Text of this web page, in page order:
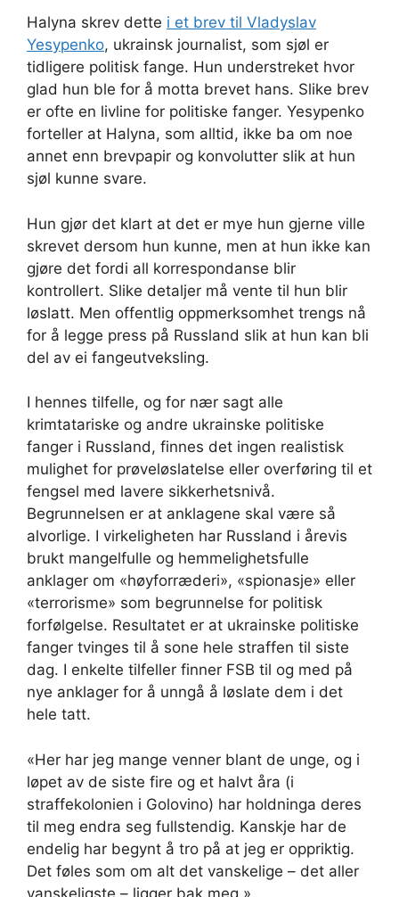
Halyna skrev dette i et brev til Vladyslav
Yesypenko, ukrainsk journalist, som sjøl er
tidligere politisk fange. Hun understreket hvor
glad hun ble for å motta brevet hans. Slike brev
er ofte en livline for politiske fanger. Yesypenko
forteller at Halyna, som alltid, ikke ba om noe
annet enn brevpapir og konvolutter slik at hun
sjøl kunne svare.
Hun gjør det klart at det er mye hun gjerne ville
skrevet dersom hun kunne, men at hun ikke kan
gjøre det fordi all korrespondanse blir
kontrollert. Slike detaljer må vente til hun blir
løslatt. Men offentlig oppmerksomhet trengs nå
for å legge press på Russland slik at hun kan bli
del av ei fangeutveksling.
I hennes tilfelle, og for nær sagt alle
krimtatariske og andre ukrainske politiske
fanger i Russland, finnes det ingen realistisk
mulighet for prøveløslatelse eller overføring til et
fengsel med lavere sikkerhetsnivå.
Begrunnelsen er at anklagene skal være så
alvorlige. I virkeligheten har Russland i årevis
brukt mangelfulle og hemmelighetsfulle
anklager om «høyforræderi», «spionasje» eller
«terrorisme» som begrunnelse for politisk
forfølgelse. Resultatet er at ukrainske politiske
fanger tvinges til å sone hele straffen til siste
dag. I enkelte tilfeller finner FSB til og med på
nye anklager for å unngå å løslate dem i det
hele tatt.
«Her har jeg mange venner blant de unge, og i
løpet av de siste fire og et halvt åra (i
straffekolonien i Golovino) har holdninga deres
til meg endra seg fullstendig. Kanskje har de
endelig har begynt å tro på at jeg er oppriktig.
Det føles som om alt det vanskelige – det aller
vanskeligste – ligger bak meg.»